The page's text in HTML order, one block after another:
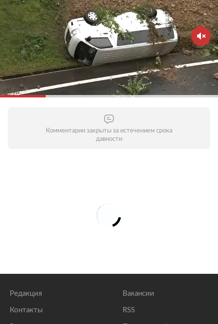
Комментарии закрыты за истечением срока
давности
Редакция
Контакты
Вакансии
RSS